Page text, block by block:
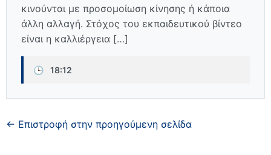
κινούνται με προσομοίωση κίνησης ή κάποια
άλλη αλλαγή. Στόχος του εκπαιδευτικού βίντεο
είναι η καλλιέργεια […]
🕒 18:12
← Επιστροφή στην προηγούμενη σελίδα